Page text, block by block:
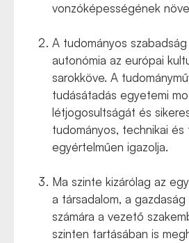
vonzóképességének
A tudományos
autonómia az európai
sarokköve. A
tudásátadás egyetemi
létjogosultságát és
tudományos, technikai és
egyértelműen igazolja.
Ma szinte kizárólag az
a társadalom, a gazdaság
számára a vezető
szinten tartásában is